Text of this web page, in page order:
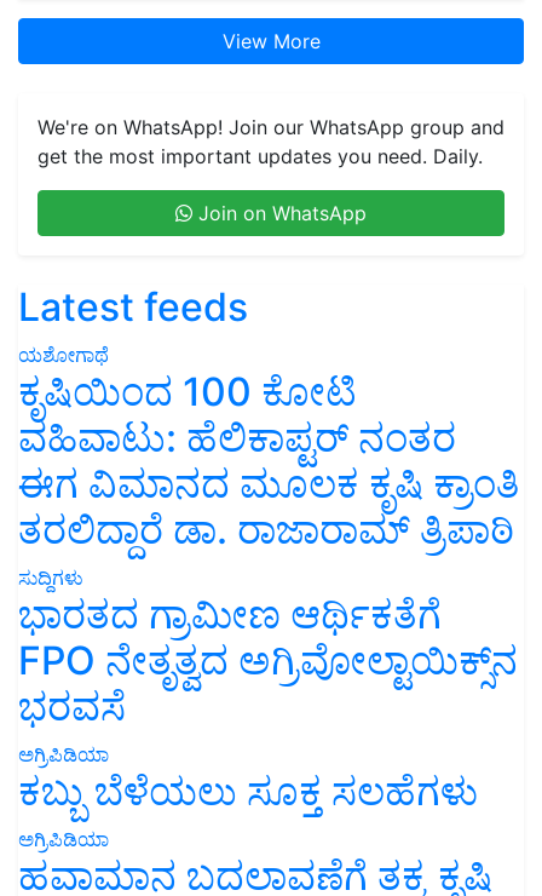
View More
We're on WhatsApp! Join our WhatsApp group and
get the most important updates you need. Daily.
Join on WhatsApp
Latest feeds
ಯಶೋಗಾಥೆ
ಕೃಷಿಯಿಂದ 100 ಕೋಟಿ
ವಹಿವಾಟು: ಹೆಲಿಕಾಪ್ಟರ್ ನಂತರ
ಈಗ ವಿಮಾನದ ಮೂಲಕ ಕೃಷಿ ಕ್ರಾಂತಿ
ತರಲಿದ್ದಾರೆ ಡಾ. ರಾಜಾರಾಮ್ ತ್ರಿಪಾಠಿ
ಸುದ್ದಿಗಳು
ಭಾರತದ ಗ್ರಾಮೀಣ ಆರ್ಥಿಕತೆಗೆ
FPO ನೇತೃತ್ವದ ಅಗ್ರಿವೋಲ್ಟಾಯಿಕ್ಸ್‌ನ
ಭರವಸೆ
ಅಗ್ರಿಪಿಡಿಯಾ
ಕಬ್ಬು ಬೆಳೆಯಲು ಸೂಕ್ತ ಸಲಹೆಗಳು
ಅಗ್ರಿಪಿಡಿಯಾ
ಹವಾಮಾನ ಬದಲಾವಣೆಗೆ ತಕ್ಕ ಕೃಷಿ